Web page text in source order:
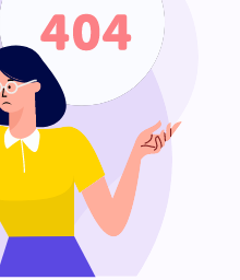
Rozpocznij chat